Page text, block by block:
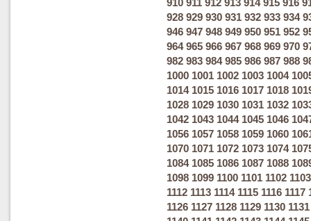
910 911 912 913 914 915 916
928 929 930 931 932 933 934
946 947 948 949 950 951 952
964 965 966 967 968 969 970
982 983 984 985 986 987 988
1000 1001 1002 1003 1004
1014 1015 1016 1017 1018
1028 1029 1030 1031 1032
1042 1043 1044 1045 1046
1056 1057 1058 1059 1060
1070 1071 1072 1073 1074
1084 1085 1086 1087 1088
1098 1099 1100 1101 1102 1103
1112 1113 1114 1115 1116 1117
1126 1127 1128 1129 1130 1131